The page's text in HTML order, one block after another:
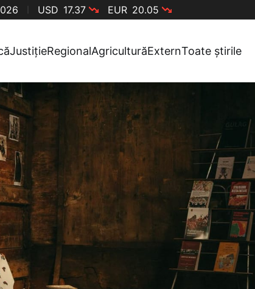
USD 17.37 EUR 20.05
JustițieRegionalAgriculturăExternToate știrile